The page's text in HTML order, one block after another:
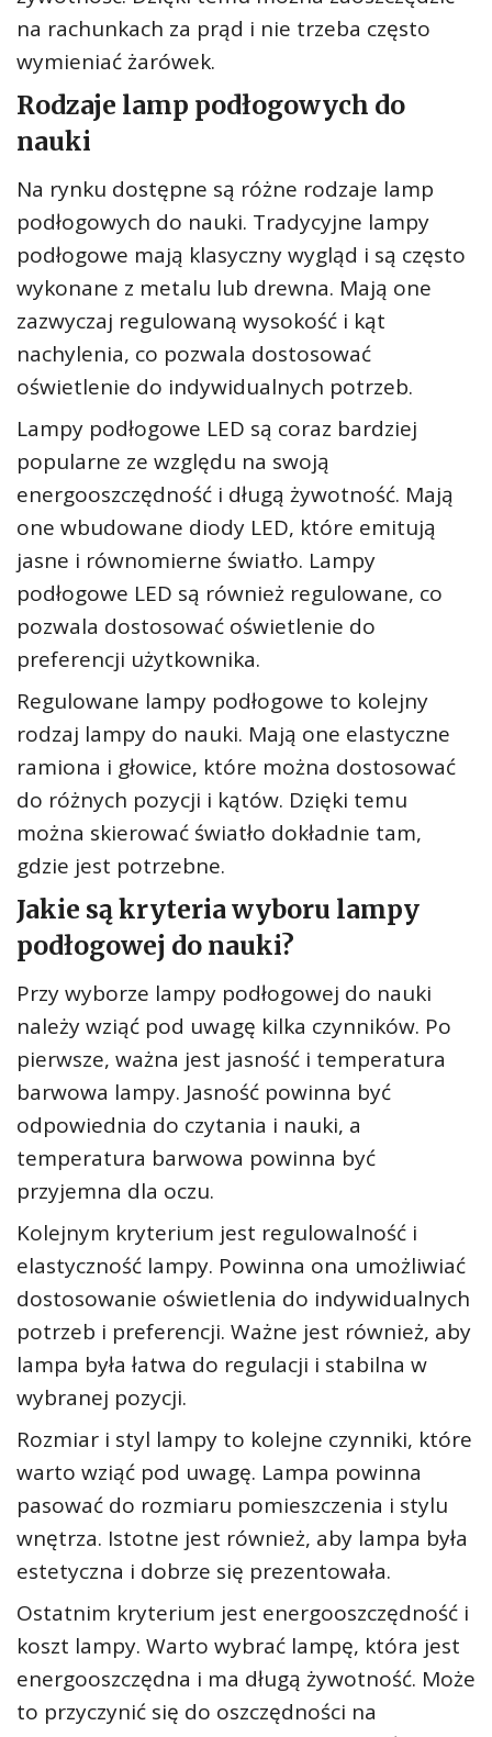
na rachunkach za prąd i nie trzeba często
wymieniać żarówek.
Rodzaje lamp podłogowych do
nauki
Na rynku dostępne są różne rodzaje lamp
podłogowych do nauki. Tradycyjne lampy
podłogowe mają klasyczny wygląd i są często
wykonane z metalu lub drewna. Mają one
zazwyczaj regulowaną wysokość i kąt
nachylenia, co pozwala dostosować
oświetlenie do indywidualnych potrzeb.
Lampy podłogowe LED są coraz bardziej
popularne ze względu na swoją
energooszczędność i długą żywotność. Mają
one wbudowane diody LED, które emitują
jasne i równomierne światło. Lampy
podłogowe LED są również regulowane, co
pozwala dostosować oświetlenie do
preferencji użytkownika.
Regulowane lampy podłogowe to kolejny
rodzaj lampy do nauki. Mają one elastyczne
ramiona i głowice, które można dostosować
do różnych pozycji i kątów. Dzięki temu
można skierować światło dokładnie tam,
gdzie jest potrzebne.
Jakie są kryteria wyboru lampy
podłogowej do nauki?
Przy wyborze lampy podłogowej do nauki
należy wziąć pod uwagę kilka czynników. Po
pierwsze, ważna jest jasność i temperatura
barwowa lampy. Jasność powinna być
odpowiednia do czytania i nauki, a
temperatura barwowa powinna być
przyjemna dla oczu.
Kolejnym kryterium jest regulowalność i
elastyczność lampy. Powinna ona umożliwiać
dostosowanie oświetlenia do indywidualnych
potrzeb i preferencji. Ważne jest również, aby
lampa była łatwa do regulacji i stabilna w
wybranej pozycji.
Rozmiar i styl lampy to kolejne czynniki, które
warto wziąć pod uwagę. Lampa powinna
pasować do rozmiaru pomieszczenia i stylu
wnętrza. Istotne jest również, aby lampa była
estetyczna i dobrze się prezentowała.
Ostatnim kryterium jest energooszczędność i
koszt lampy. Warto wybrać lampę, która jest
energooszczędna i ma długą żywotność. Może
to przyczynić się do oszczędności na